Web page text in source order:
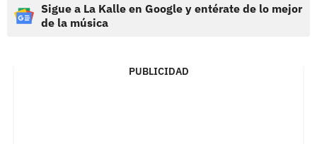
Sigue a La Kalle en Google y entérate de lo mejor
de la música
PUBLICIDAD